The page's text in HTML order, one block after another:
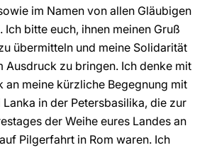
im Namen von allen Gläubigen
Ich bitte euch, ihnen meinen Gruß
übermitteln und meine Solidarität
Ausdruck zu bringen. Ich denke mit
an meine kürzliche Begegnung mit
Lanka in der Petersbasilika, die zur
der Weihe eures Landes an
Pilgerfahrt in Rom waren. Ich